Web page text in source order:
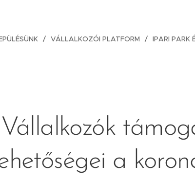
VÁLLALKOZÓI PLATFORM IPARI PARK
Vállalkozók
a